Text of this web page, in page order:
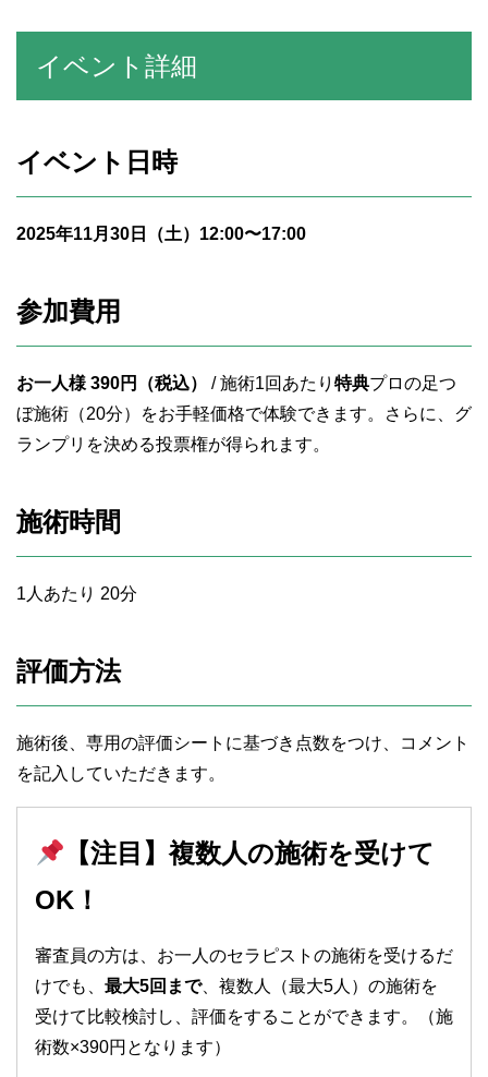
イベント詳細
イベント日時
2025年11月30日（土）12:00〜17:00
参加費用
お一人様 390円（税込） / 施術1回あたり 特典プロの足つ
ぼ施術（20分）をお手軽価格で体験できます。さらに、グ
ランプリを決める投票権が得られます。
施術時間
1人あたり 20分
評価方法
施術後、専用の評価シートに基づき点数をつけ、コメント
を記入していただきます。
【注目】複数人の施術を受けて
OK！
審査員の方は、お一人のセラピストの施術を受けるだ
けでも、 最大5回まで、複数人（最大5人）の施術を
受けて比較検討し、評価をすることができます。（施
術数×390円となります）